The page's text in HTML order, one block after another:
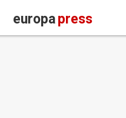
europapress